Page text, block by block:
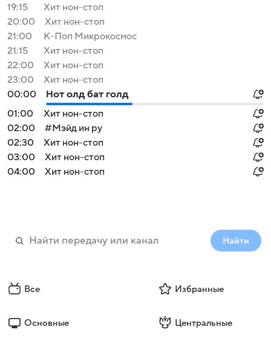
19:15
Хит нон-стоп
20:00
Хит нон-стоп
21:00
К-Поп Микрокосмос
21:15
Хит нон-стоп
22:00
Хит нон-стоп
23:00
Хит нон-стоп
00:00
Нот олд бат голд
01:00
Хит нон-стоп
02:00
#Мэйд ин ру
02:30
Хит нон-стоп
03:00
Хит нон-стоп
04:00
Хит нон-стоп
Найти
Все Избранные
Основные Центральные